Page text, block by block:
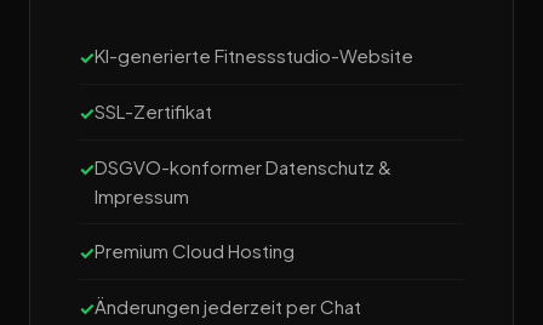
KI-generierte Fitnessstudio-Website
SSL-Zertifikat
DSGVO-konformer Datenschutz &
Impressum
Premium Cloud Hosting
Änderungen jederzeit per Chat